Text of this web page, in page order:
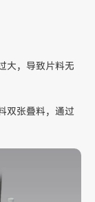
大，导致片料无
双张叠料，通过